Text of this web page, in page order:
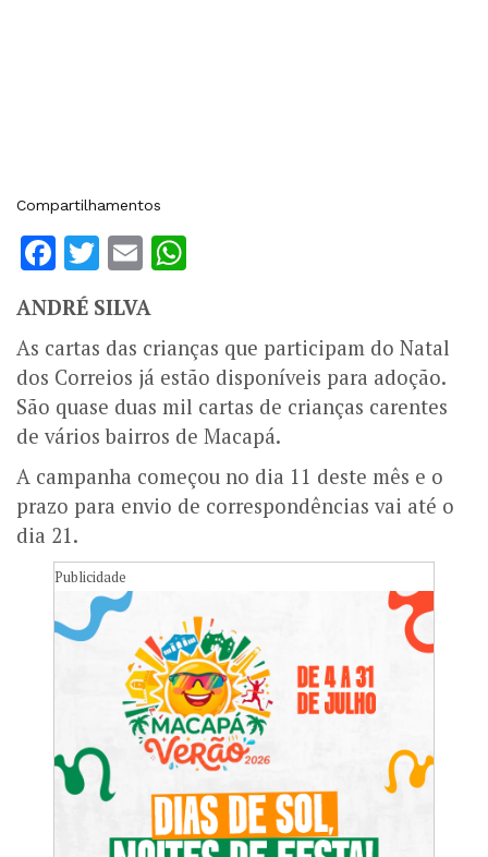
Compartilhamentos
Facebook
Twitter
Email
ANDRÉ SILVA
As cartas das crianças que participam do Natal
dos Correios já estão disponíveis para adoção.
São quase duas mil cartas de crianças carentes
de vários bairros de Macapá.
A campanha começou no dia 11 deste mês e o
prazo para envio de correspondências vai até o
dia 21.
Publicidade